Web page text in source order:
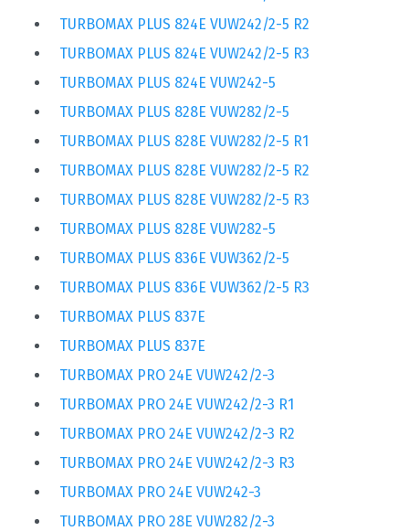
TURBOMAX PLUS 824E VUW242/2-5 R2
TURBOMAX PLUS 824E VUW242/2-5 R3
TURBOMAX PLUS 824E VUW242-5
TURBOMAX PLUS 828E VUW282/2-5
TURBOMAX PLUS 828E VUW282/2-5 R1
TURBOMAX PLUS 828E VUW282/2-5 R2
TURBOMAX PLUS 828E VUW282/2-5 R3
TURBOMAX PLUS 828E VUW282-5
TURBOMAX PLUS 836E VUW362/2-5
TURBOMAX PLUS 836E VUW362/2-5 R3
TURBOMAX PLUS 837E
TURBOMAX PLUS 837E
TURBOMAX PRO 24E VUW242/2-3
TURBOMAX PRO 24E VUW242/2-3 R1
TURBOMAX PRO 24E VUW242/2-3 R2
TURBOMAX PRO 24E VUW242/2-3 R3
TURBOMAX PRO 24E VUW242-3
TURBOMAX PRO 28E VUW282/2-3